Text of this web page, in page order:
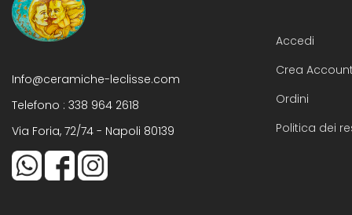
Info@ceramiche-leclisse.com
Telefono : 338 964 2618
Via Foria, 72/74 - Napoli 80139
Accedi
Crea
Ordini
Politica dei